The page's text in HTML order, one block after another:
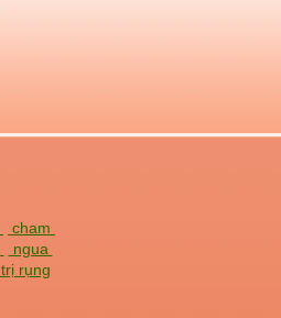
cham
ngua
trị rụng